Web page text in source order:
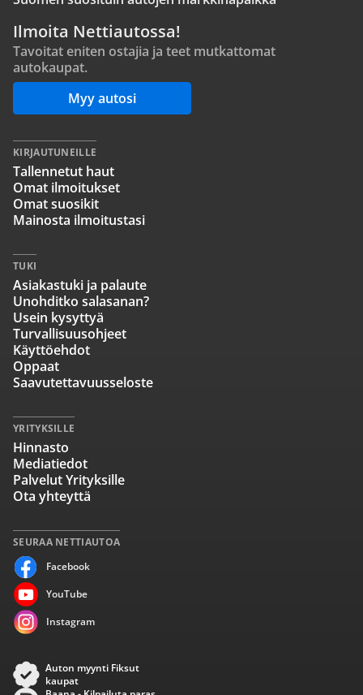
Ilmoita Nettiautossa!
Tavoitat eniten ostajia ja teet mutkattomat
autokaupat.
Myy autosi
SEURAA NETTIAUTOA
Facebook
YouTube
Instagram
KIRJAUTUNEILLE
Tallennetut haut
Omat ilmoitukset
Omat suosikit
Mainosta ilmoitustasi
TUKI
Asiakastuki ja palaute
Unohditko salasanan?
Usein kysyttyä
Turvallisuusohjeet
Käyttöehdot
Oppaat
Saavutettavuusseloste
YRITYKSILLE
Hinnasto
Mediatiedot
Palvelut Yrityksille
Ota yhteyttä
Auton myynti Fiksut
kaupat